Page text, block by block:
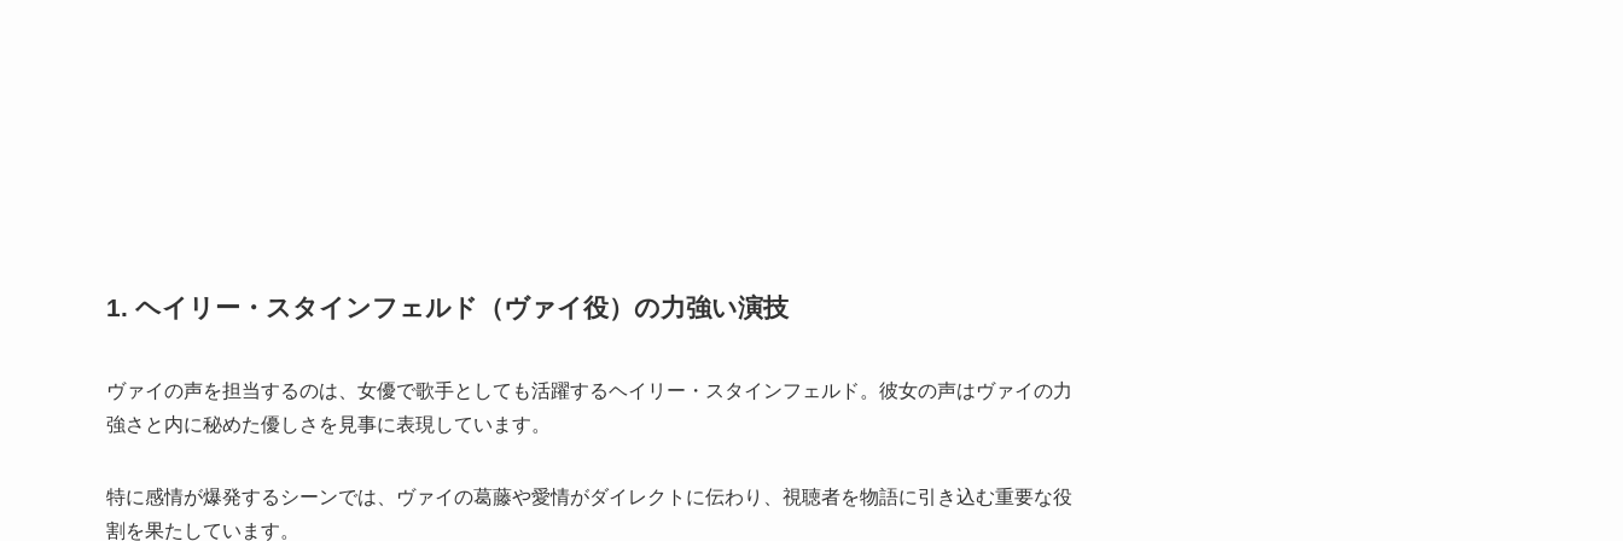
1. ヘイリー・スタインフェルド（ヴァイ役）の力強い演技
ヴァイの声を担当するのは、女優で歌手としても活躍するヘイリー・スタインフェルド。彼女の声はヴァイの力
強さと内に秘めた優しさを見事に表現しています。
特に感情が爆発するシーンでは、ヴァイの葛藤や愛情がダイレクトに伝わり、視聴者を物語に引き込む重要な役
割を果たしています。